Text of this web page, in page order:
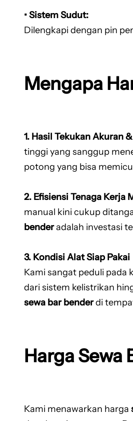
• Sistem Sudut:
Dilengkapi dengan pin
Mengapa
1. Hasil Tekukan Akuran
tinggi yang sanggup
potong yang bisa
2. Efisiensi Tenaga Kerja
manual kini cukup
benderadalah investasi
3. Kondisi Alat Siap Pakai
Kami sangat peduli pada
dari sistem kelistrikan
sewa bar benderdi
Harga Sewa
Kami menawarkan harga